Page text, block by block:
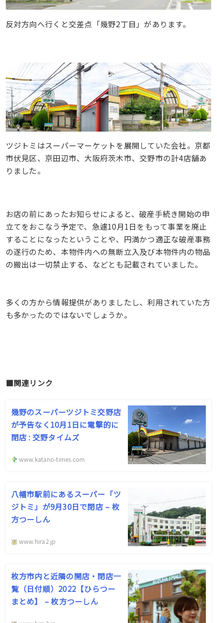
反対方向へ行くと交差点「幾野2丁目」があります。
ツジトミはスーパーマーケットを展開していた会社。京都
市伏見区、京田辺市、大阪府茨木市、交野市の計4店舗あ
りました。
お店の前にあったお知らせによると、破産手続き開始の申
立てをおこなう予定で、急遽10月1日をもって事業を廃止
することになったということや、円満かつ適正な破産事務
の遂行のため、本物件内への無断立入及び本物件内の物品
の搬出は一切禁止する、などとも記載されていました。
多くの方から情報提供がありましたし、利用されていた方
も多かったのではないでしょうか。
■関連リンク
幾野のスーパーツジトミ交野店
が予告なく10月1日に電撃的に
閉店 : 交野タイムズ
www.katano-times.com
八幡市駅前にあるスーパー「ツ
ジトミ」が9月30日で閉店 – 枚
方つーしん
www.hira2.jp
枚方市内と近隣の開店・閉店一
覧（日付順）2022【ひらつー
まとめ】 – 枚方つーしん